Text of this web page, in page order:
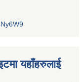
यहाँहरुलाई